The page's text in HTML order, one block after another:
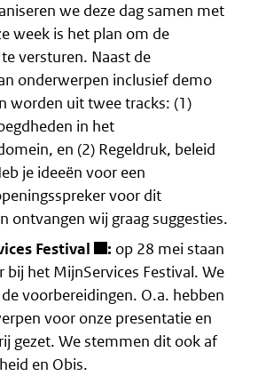
we deze dag samen met
week is het plan om de
versturen. Naast de
onderwerpen inclusief demo
worden uit twee tracks: (1)
in het
en (2) Regeldruk, beleid
je ideeën voor een
voor dit
ontvangen wij graag suggesties.
Festival
: op 28 mei staan
bij het MijnServices Festival. We
voorbereidingen. O.a. hebben
voor onze presentatie en
gezet. We stemmen dit ook af
en Obis.